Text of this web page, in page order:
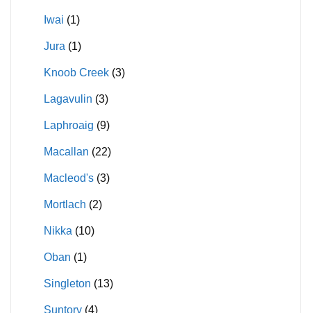
Iwai (1)
Jura (1)
Knoob Creek (3)
Lagavulin (3)
Laphroaig (9)
Macallan (22)
Macleod's (3)
Mortlach (2)
Nikka (10)
Oban (1)
Singleton (13)
Suntory (4)